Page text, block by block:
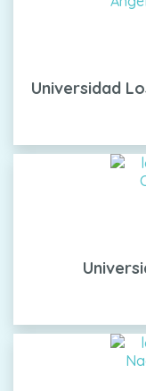
Universidad